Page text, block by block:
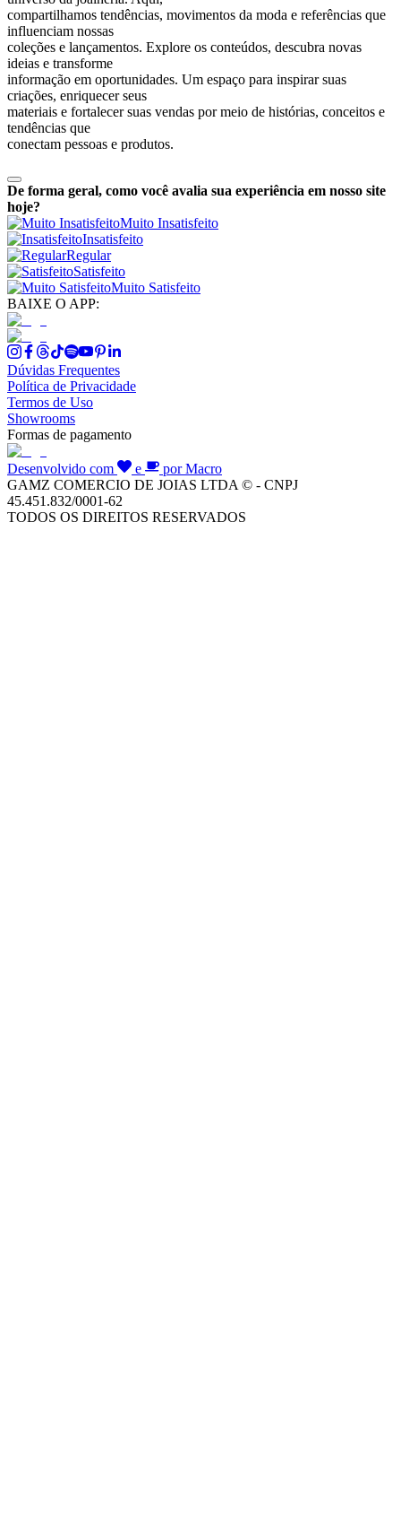
compartilhamos tendências, movimentos da moda e referências que
influenciam nossas
coleções e lançamentos. Explore os conteúdos, descubra novas
ideias e transforme
informação em oportunidades. Um espaço para inspirar suas
criações, enriquecer seus
materiais e fortalecer suas vendas por meio de histórias, conceitos e
tendências que
conectam pessoas e produtos.
De forma geral, como você avalia sua experiência em nosso site
hoje?
Muito Insatisfeito
Insatisfeito
Regular
Satisfeito
Muito Satisfeito
BAIXE O APP:
Dúvidas Frequentes
Política de Privacidade
Termos de Uso
Showrooms
Formas de pagamento
Desenvolvido com e
por Macro
GAMZ COMERCIO DE JOIAS LTDA © - CNPJ
45.451.832/0001-62
TODOS OS DIREITOS RESERVADOS